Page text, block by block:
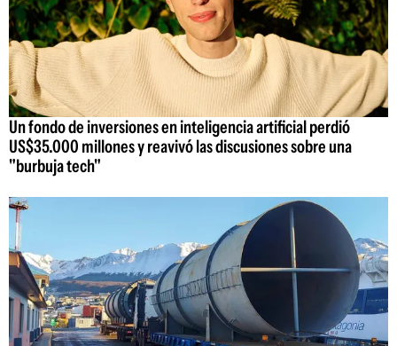
Un fondo de inversiones en inteligencia artificial perdió
US$35.000 millones y reavivó las discusiones sobre una
"burbuja tech"